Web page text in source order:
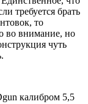
требуется брать
то
во внимание, но
чуть
калибром 5,5